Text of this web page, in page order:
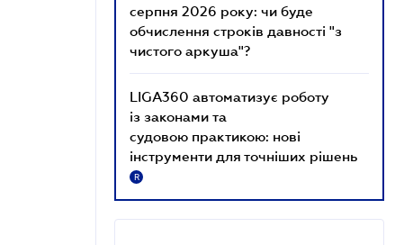
серпня 2026 року: чи буде
обчислення строків давності "з
чистого аркуша"?
LIGA360 автоматизує роботу
із законами та
судовою практикою: нові
інструменти для точніших рішень
R